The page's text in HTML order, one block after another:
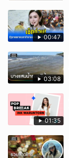
00:47
03:08
01:35